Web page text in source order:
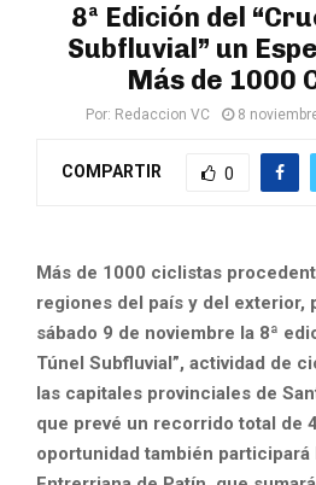
8ª Edición del
Subfluvial” un
Más de 1000
Por: Redaccion VC 8
COMPARTIR 0
Más de 1000 ciclistas
regiones del país y del exterior,
sábado 9 de noviembre la 8ª
Túnel Subfluvial”, actividad de
las capitales provinciales de
que prevé un recorrido total de
oportunidad también participará